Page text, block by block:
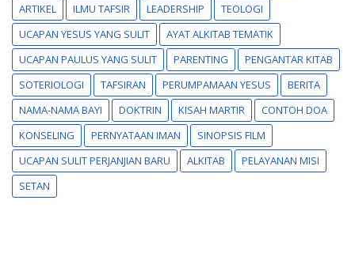
ARTIKEL
ILMU TAFSIR LEADERSHIP
TEOLOGI
UCAPAN YESUS YANG SULIT
AYAT ALKITAB TEMATIK
UCAPAN PAULUS YANG SULIT
PARENTING
PENGANTAR KITAB
SOTERIOLOGI
TAFSIRAN PERUMPAMAAN YESUS
BERITA
NAMA-NAMA BAYI
DOKTRIN KISAH MARTIR
CONTOH DOA
KONSELING
PERNYATAAN IMAN
SINOPSIS FILM
UCAPAN SULIT PERJANJIAN BARU
ALKITAB
PELAYANAN MISI
SETAN